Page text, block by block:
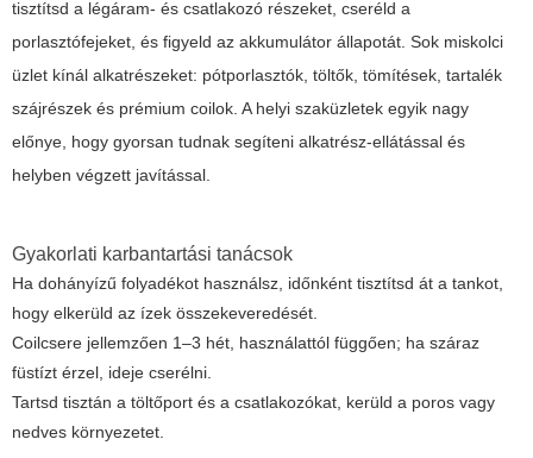
tisztítsd a légáram- és csatlakozó részeket, cseréld a
porlasztófejeket, és figyeld az akkumulátor állapotát. Sok miskolci
üzlet kínál alkatrészeket: pótporlasztók, töltők, tömítések, tartalék
szájrészek és prémium coilok. A helyi szaküzletek egyik nagy
előnye, hogy gyorsan tudnak segíteni alkatrész-ellátással és
helyben végzett javítással.
Gyakorlati karbantartási tanácsok
Ha dohányízű folyadékot használsz, időnként tisztítsd át a tankot,
hogy elkerüld az ízek összekeveredését.
Coilcsere jellemzően 1–3 hét, használattól függően; ha száraz
füstízt érzel, ideje cserélni.
Tartsd tisztán a töltőport és a csatlakozókat, kerüld a poros vagy
nedves környezetet.